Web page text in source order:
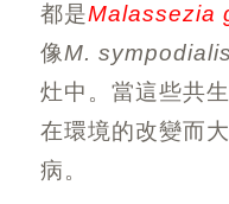
都是Malassezia
像M. sympodialis
灶中。當這些共
在環境的改變而
病。